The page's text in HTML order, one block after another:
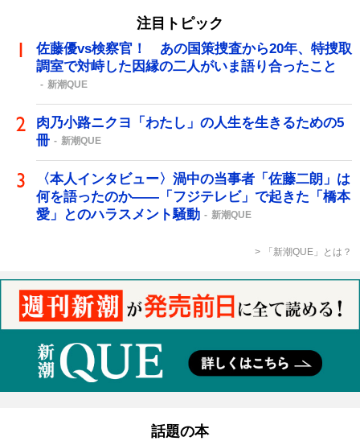
注目トピック
佐藤優vs検察官！ あの国策捜査から20年、特捜取
調室で対峙した因縁の二人がいま語り合ったこと
新潮QUE
肉乃小路ニクヨ「わたし」の人生を生きるための5
冊
新潮QUE
〈本人インタビュー〉渦中の当事者「佐藤二朗」は
何を語ったのか――「フジテレビ」で起きた「橋本
愛」とのハラスメント騒動
新潮QUE
「新潮QUE」とは？
話題の本